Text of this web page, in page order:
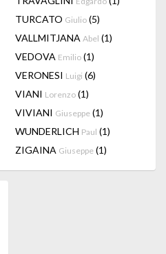
TURCATO Giulio (5)
VALLMITJANA Abel (1)
VEDOVA Emilio (1)
VERONESI Luigi (6)
VIANI Lorenzo (1)
VIVIANI Giuseppe (1)
WUNDERLICH Paul (1)
ZIGAINA Giuseppe (1)